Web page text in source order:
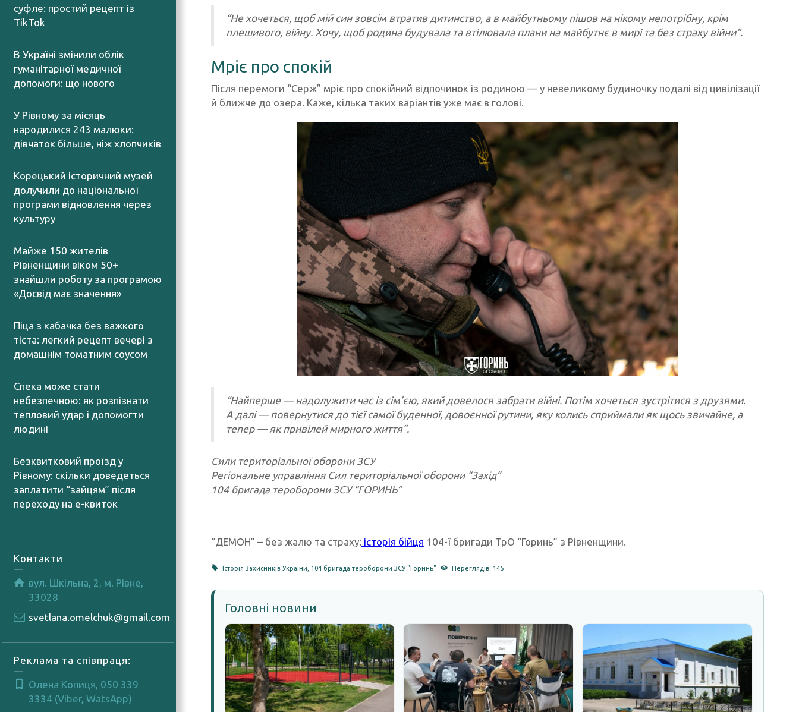
суфле: простий рецепт із
TikTok
В Україні змінили облік
гуманітарної медичної
допомоги: що нового
У Рівному за місяць
народилися 243 малюки:
дівчаток більше, ніж хлопчиків
Корецький історичний музей
долучили до національної
програми відновлення через
культуру
Майже 150 жителів
Рівненщини віком 50+
знайшли роботу за програмою
«Досвід має значення»
Піца з кабачка без важкого
тіста: легкий рецепт вечері з
домашнім томатним соусом
Спека може стати
небезпечною: як розпізнати
тепловий удар і допомогти
людині
Безквитковий проїзд у
Рівному: скільки доведеться
заплатити “зайцям” після
переходу на е-квиток
Контакти
вул. Шкільна, 2, м. Рівне,
33028
svetlana.omelchuk@gmail.com
Реклама та співпраця:
Олена Копиця, 050 339
3334 (Viber, WatsApp)
“Не хочеться, щоб мій син зовсім втратив дитинство, а в майбутньому пішов на нікому непотрібну, крім
плешивого, війну. Хочу, щоб родина будувала та втілювала плани на майбутнє в мирі та без страху війни“.
Мріє про спокій
Після перемоги “Серж” мріє про спокійний відпочинок із родиною — у невеликому будиночку подалі від цивілізації
й ближче до озера. Каже, кілька таких варіантів уже має в голові.
“Найперше — надолужити час із сім’єю, який довелося забрати війні. Потім хочеться зустрітися з друзями.
А далі — повернутися до тієї самої буденної, довоєнної рутини, яку колись сприймали як щось звичайне, а
тепер — як привілей мирного життя”.
Сили територіальної оборони ЗСУ
Регіональне управління Сил територіальної оборони “Захід”
104 бригада тероборони ЗСУ “ГОРИНЬ”
“ДЕМОН” – без жалю та страху: історія бійця 104-ї бригади ТрО “Горинь” з Рівненщини.
Історія Захисників України 104 бригада тероборони ЗСУ "Горинь" Переглядів: 145
Головні новини